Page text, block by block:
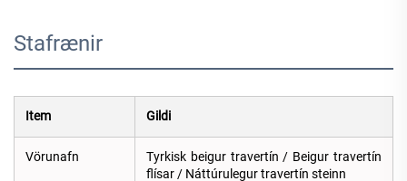
Stafrænir
Item Gildi
Vörunafn
Tyrkisk beigur travertín / Beigur travertín
flísar / Náttúrulegur travertín steinn